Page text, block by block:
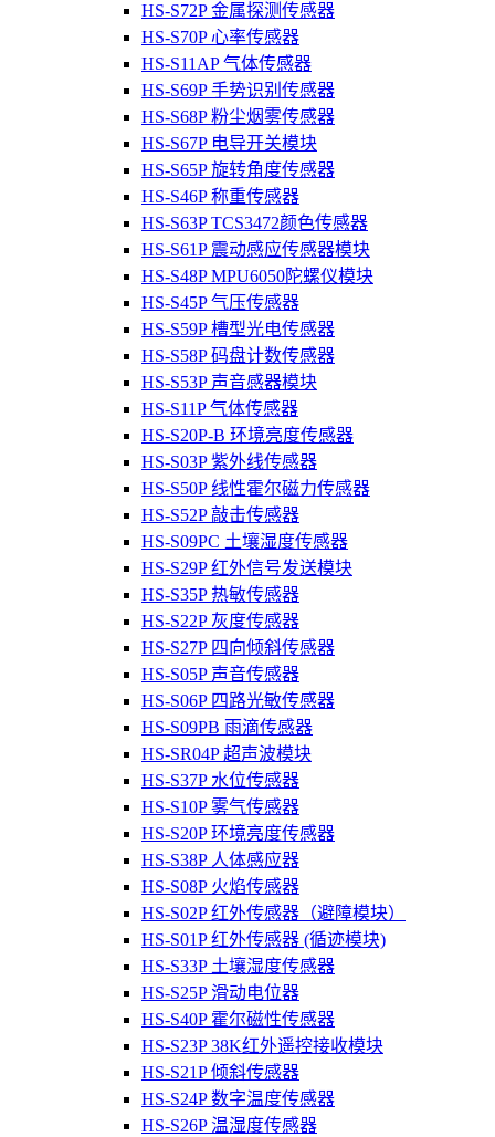
HS-S72P 金属探测传感器
HS-S70P 心率传感器
HS-S11AP 气体传感器
HS-S69P 手势识别传感器
HS-S68P 粉尘烟雾传感器
HS-S67P 电导开关模块
HS-S65P 旋转角度传感器
HS-S46P 称重传感器
HS-S63P TCS3472颜色传感器
HS-S61P 震动感应传感器模块
HS-S48P MPU6050陀螺仪模块
HS-S45P 气压传感器
HS-S59P 槽型光电传感器
HS-S58P 码盘计数传感器
HS-S53P 声音感器模块
HS-S11P 气体传感器
HS-S20P-B 环境亮度传感器
HS-S03P 紫外线传感器
HS-S50P 线性霍尔磁力传感器
HS-S52P 敲击传感器
HS-S09PC 土壤湿度传感器
HS-S29P 红外信号发送模块
HS-S35P 热敏传感器
HS-S22P 灰度传感器
HS-S27P 四向倾斜传感器
HS-S05P 声音传感器
HS-S06P 四路光敏传感器
HS-S09PB 雨滴传感器
HS-SR04P 超声波模块
HS-S37P 水位传感器
HS-S10P 雾气传感器
HS-S20P 环境亮度传感器
HS-S38P 人体感应器
HS-S08P 火焰传感器
HS-S02P 红外传感器（避障模块）
HS-S01P 红外传感器 (循迹模块)
HS-S33P 土壤湿度传感器
HS-S25P 滑动电位器
HS-S40P 霍尔磁性传感器
HS-S23P 38K红外遥控接收模块
HS-S21P 倾斜传感器
HS-S24P 数字温度传感器
HS-S26P 温湿度传感器